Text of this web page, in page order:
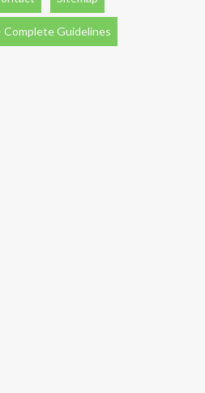
Guidelines